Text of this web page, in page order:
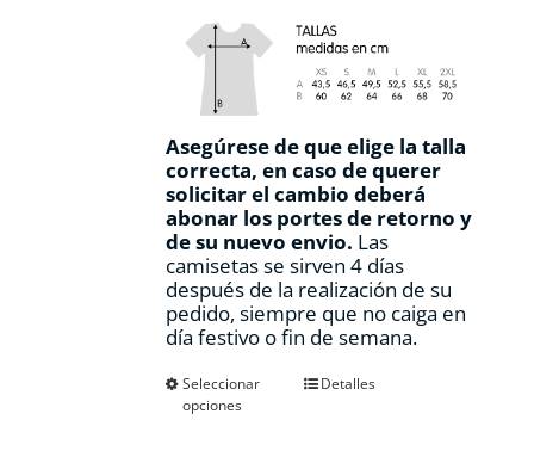
Asegúrese de que elige la talla
correcta, en caso de querer
solicitar el cambio deberá
abonar los portes de retorno y
de su nuevo envio. Las
camisetas se sirven 4 días
después de la realización de su
pedido, siempre que no caiga en
día festivo o fin de semana.
Seleccionar
opciones
EsteDetalles